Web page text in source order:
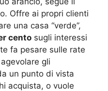
Offre ai propri clienti
una casa “verde”,
cento sugli interessi
fa pesare sulle rate
gli
un punto di vista
acquista, o vuole